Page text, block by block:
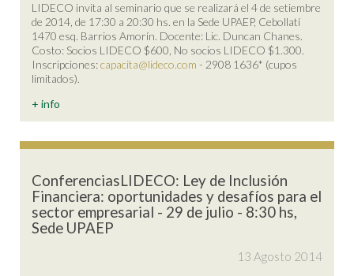
LIDECO invita al seminario que se realizará el 4 de setiembre
de 2014, de 17:30 a 20:30 hs. en la Sede UPAEP, Cebollatí
1470 esq. Barrios Amorín. Docente: Lic. Duncan Chanes.
Costo: Socios LIDECO $600, No socios LIDECO $1.300.
Inscripciones:capacita@lideco.com - 2908 1636* (cupos
limitados).
+ info
ConferenciasLIDECO: Ley de Inclusión
Financiera: oportunidades y desafíos para el
sector empresarial - 29 de julio - 8:30 hs,
Sede UPAEP
13 Agosto 2014